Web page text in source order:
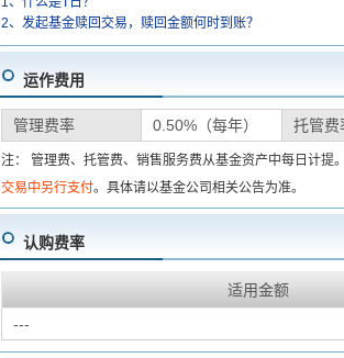
2、发起基金赎回交易，赎回金额何时到账？
运作费用
管理费率 0.50%（每年） 托管费
注： 管理费、托管费、销售服务费从基金资产中每日计提
交易中另行支付。具体请以基金公司相关公告为准。
认购费率
适用金额
---